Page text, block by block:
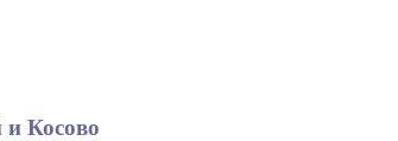
Косово